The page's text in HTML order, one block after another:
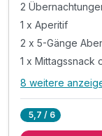
2
1 x Aperitif
2 x 5-Gänge
1 x Mittagssnack
Alle
8 weitere
5,7 / 6